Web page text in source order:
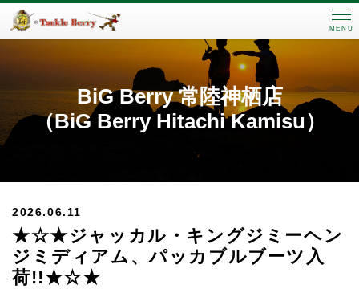
MENU
BiG Berry 常陸神栖店
（BiG Berry Hitachi Kamisu）
2026.06.11
★☆★ジャッカル・キングジミーヘン
ジミディアム、パッカブルブーツ入
荷!!★☆★